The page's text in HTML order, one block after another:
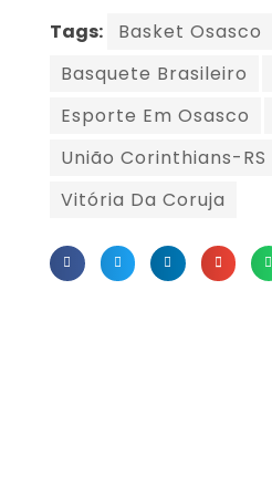
Tags:
Basket Osasco
Basquete Brasileiro
Esporte Em Osasco
União Corinthians-RS
Vitória Da Coruja